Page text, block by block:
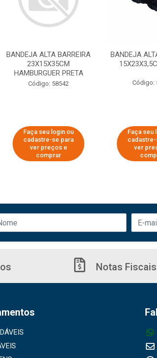
BANDEJA ALTA BARREIRA
23X15X35CM
HAMBURGUER PRETA
Código: 58542
Faça seu login ou
cadastre-se para
ver preços e
comprar
BANDEJA
Código:
Faça seu
ver
Notas Fiscais